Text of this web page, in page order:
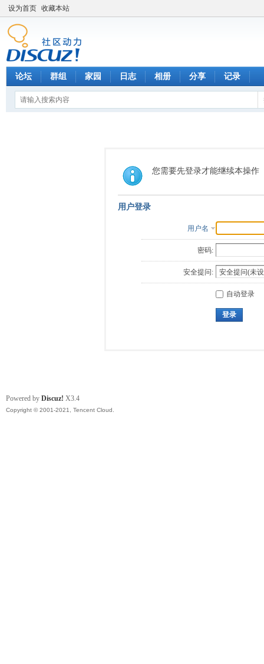
设为首页 收藏本站
论坛 群组 家园 日志 相册 分享 记录
您需要先登录才能继续本操作
用户登录
用户名
密码:
安全提问:
自动登录
登录
Powered by Discuz! X3.4
Copyright © 2001-2021, Tencent Cloud.